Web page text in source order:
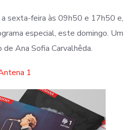
a sexta-feira às 09h50 e 17h50 e,
especial, este domingo. Um
Ana Sofia Carvalhêda.
1